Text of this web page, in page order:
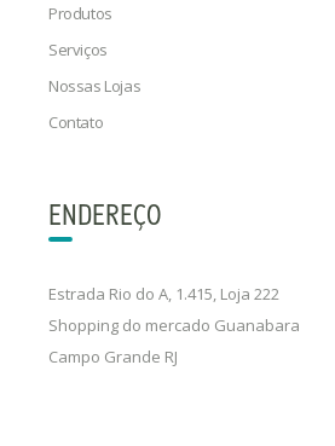
Produtos
Serviços
Nossas Lojas
Contato
ENDEREÇO
Estrada Rio do A, 1.415, Loja 222
Shopping do mercado Guanabara
Campo Grande RJ